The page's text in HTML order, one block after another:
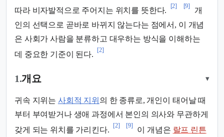
따라 비자발적으로 주어지는 위치를 뜻한다.
[2] [9]
개
인의 선택으로 곧바로 바뀌지 않는다는 점에서, 이 개념
은 사회가 사람을 분류하고 대우하는 방식을 이해하는
데 중요한 기준이 된다.
[2]
1.개요 ▾
귀속 지위는 사회적 지위 의 한 종류로, 개인이 태어날 때
부터 부여받거나 생애 과정에서 본인의 의사와 무관하게
갖게 되는 위치를 가리킨다.
[2] [9]
이 개념은 랄프 린튼